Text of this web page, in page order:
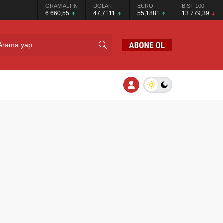
GRAM ALTIN
6.660,55
DOLAR
47,7111
EURO
55,1881
BIST 100
13.779,39